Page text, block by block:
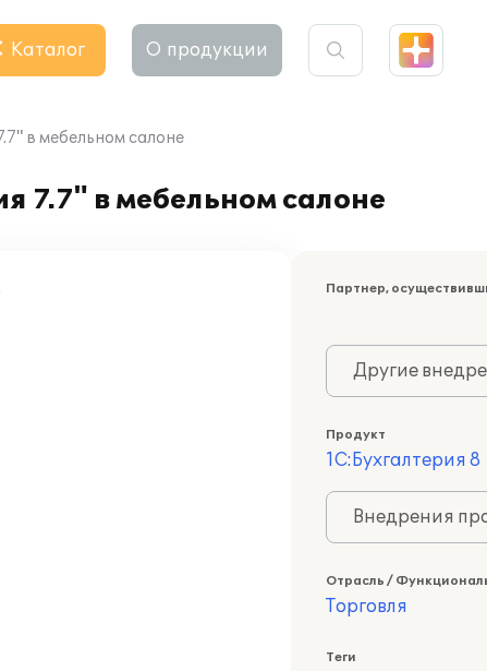
Каталог О продукции
в мебельном салоне
7.7" в мебельном салоне
Партнер,
Другие
Продукт
1С:Бухгалтерия 8
Внедрения
Отрасль /
Торговля
Теги